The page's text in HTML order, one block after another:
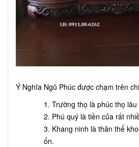
Ý Nghĩa Ngũ Phúc được chạm trên
Trường thọ là phúc thọ lâu
Phú quý là tiền của rất
Khang ninh là thân thể
ổn.